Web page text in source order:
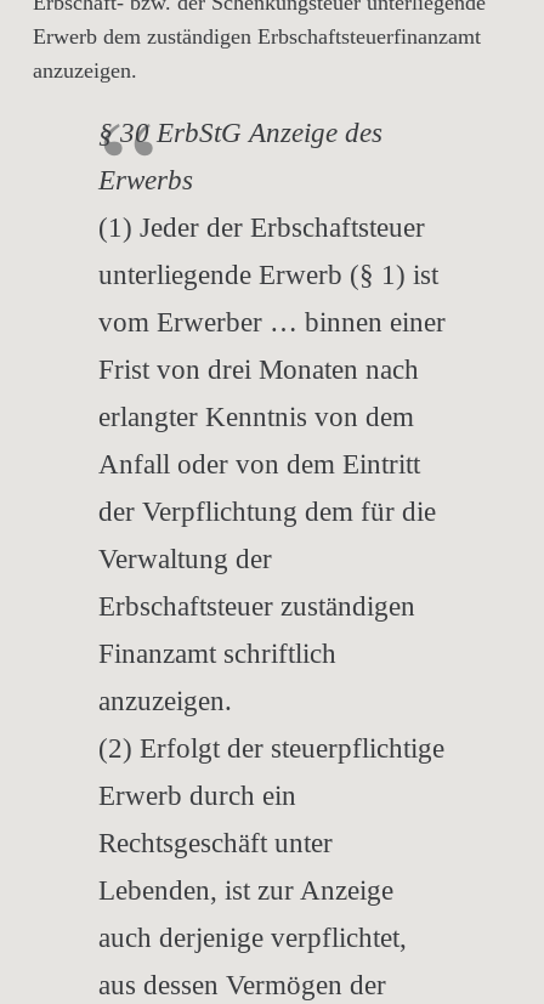
Erwerb dem zuständigen Erbschaftsteuerfinanzamt
anzuzeigen.
§ 30 ErbStG Anzeige des
Erwerbs
(1) Jeder der Erbschaftsteuer
unterliegende Erwerb (§ 1) ist
vom Erwerber … binnen einer
Frist von drei Monaten nach
erlangter Kenntnis von dem
Anfall oder von dem Eintritt
der Verpflichtung dem für die
Verwaltung der
Erbschaftsteuer zuständigen
Finanzamt schriftlich
anzuzeigen.
(2) Erfolgt der steuerpflichtige
Erwerb durch ein
Rechtsgeschäft unter
Lebenden, ist zur Anzeige
auch derjenige verpflichtet,
aus dessen Vermögen der